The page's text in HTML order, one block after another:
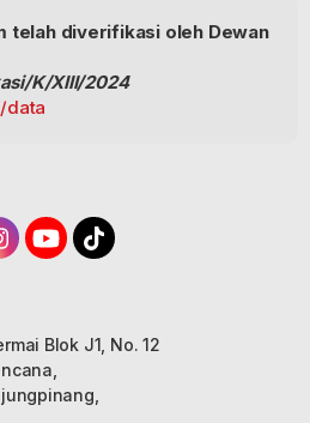
telah diverifikasi oleh Dewan
K/XIII/2024
data
Blok J1, No. 12